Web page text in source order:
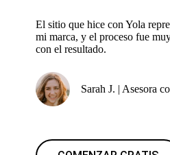
El sitio que hice con Yola
mi marca, y el proceso fue
con el resultado.
Sarah J. | Asesora